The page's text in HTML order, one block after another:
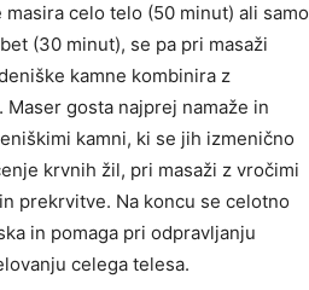
masira celo telo (50 minut) ali samo
(30 minut), se pa pri masaži
kamne kombinira z
gosta najprej namaže in
kamni, ki se jih izmenično
krvnih žil, pri masaži z vročimi
prekrvitve. Na koncu se celotno
in pomaga pri odpravljanju
celega telesa.